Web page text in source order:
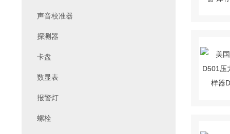
声音校准器
探测器
卡盘
数显表
报警灯
螺栓